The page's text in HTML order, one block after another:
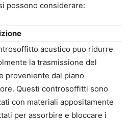
possono considerare:
acustico puo ridurre
la trasmissione del
proveniente dal piano
Questi controsoffitti sono
con materiali appositamente
per assorbire e bloccare i